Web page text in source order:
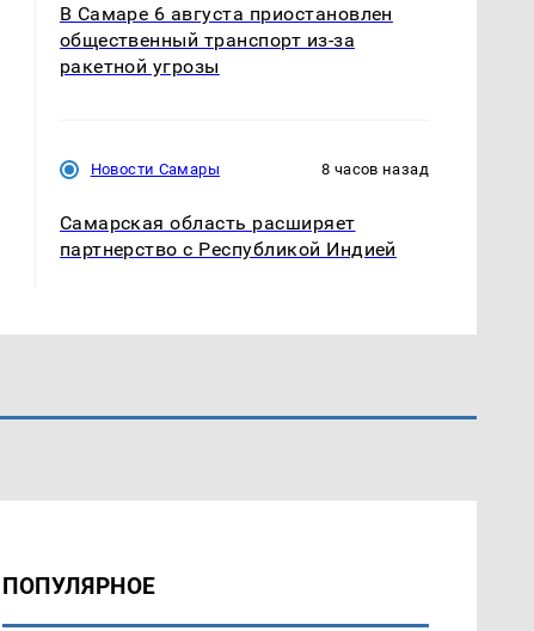
В Самаре 6 августа приостановлен
общественный транспорт из-за
ракетной угрозы
Новости Самары 8 часов назад
Самарская область расширяет
партнерство с Республикой Индией
ПОПУЛЯРНОЕ